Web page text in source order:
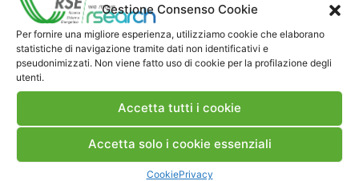
Gestione Consenso Cookie
Per fornire una migliore esperienza, utilizziamo cookie che elaborano
statistiche di navigazione tramite dati non identificativi e
pseudonimizzati. Non viene fatto uso di cookie per la profilazione degli
utenti.
Accetta tutti i cookie
Accetta solo i cookie essenziali
CookiePrivacy
Contatti
Note Legali
Dove siamo